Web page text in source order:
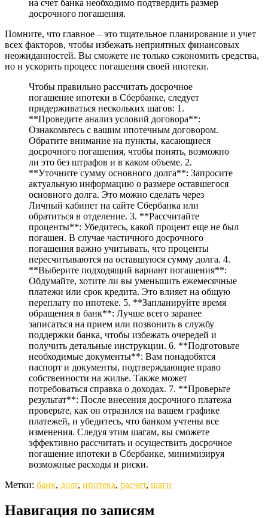
на счет банка необходимо подтвердить размер
досрочного погашения.
Помните, что главное – это тщательное планирование и учет
всех факторов, чтобы избежать неприятных финансовых
неожиданностей. Вы сможете не только сэкономить средства,
но и ускорить процесс погашения своей ипотеки.
Чтобы правильно рассчитать досрочное
погашение ипотеки в Сбербанке, следует
придерживаться нескольких шагов: 1.
**Проведите анализ условий договора**:
Ознакомьтесь с вашим ипотечным договором.
Обратите внимание на пункты, касающиеся
досрочного погашения, чтобы понять, возможно
ли это без штрафов и в каком объеме. 2.
**Уточните сумму основного долга**: Запросите
актуальную информацию о размере оставшегося
основного долга. Это можно сделать через
Личный кабинет на сайте Сбербанка или
обратиться в отделение. 3. **Рассчитайте
проценты**: Убедитесь, какой процент еще не был
погашен. В случае частичного досрочного
погашения важно учитывать, что проценты
пересчитываются на оставшуюся сумму долга. 4.
**Выберите подходящий вариант погашения**:
Обдумайте, хотите ли вы уменьшить ежемесячные
платежи или срок кредита. Это влияет на общую
переплату по ипотеке. 5. **Запланируйте время
обращения в банк**: Лучше всего заранее
записаться на прием или позвонить в службу
поддержки банка, чтобы избежать очередей и
получить детальные инструкции. 6. **Подготовьте
необходимые документы**: Вам понадобятся
паспорт и документы, подтверждающие право
собственности на жилье. Также может
потребоваться справка о доходах. 7. **Проверьте
результат**: После внесения досрочного платежа
проверьте, как он отразился на вашем графике
платежей, и убедитесь, что банком учтены все
изменения. Следуя этим шагам, вы сможете
эффективно рассчитать и осуществить досрочное
погашение ипотеки в Сбербанке, минимизируя
возможные расходы и риски.
Метки: банк, долг, ипотека, расчет, шаги
Навигация по записям